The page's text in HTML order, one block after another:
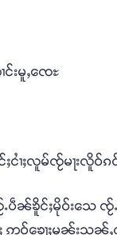
းမူႇၸေႊ
ငၢႆႈလူမ်ၸႂ်မႃးလိူဝ်
ၸႂ်ႉပဵၼ်ၶိူင်ႈမိုဝ်းသ
ဝ်ၶေႃႈမုၼ်းသုၼ်ႇတူ